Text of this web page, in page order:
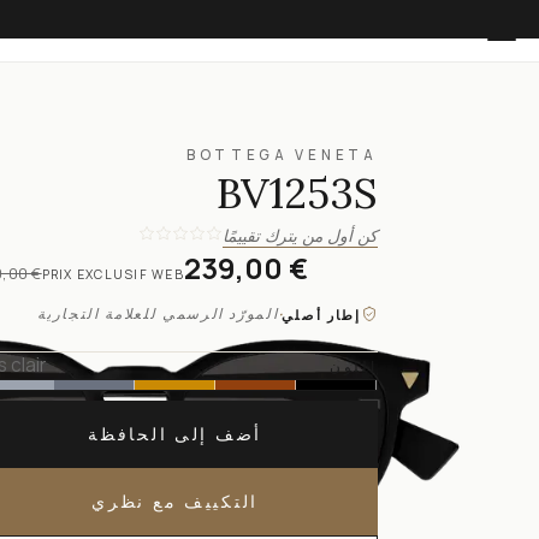
BOTTEGA VENETA
BV1253S
كن أول من يترك تقييمًا
€PRIX EXCLUSIF WEB239,00 €
إطار أصلي·المورّد الرسمي للعلامة التجارية
اللون clair
أضف إلى الحافظة
التكييف مع نظري